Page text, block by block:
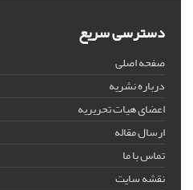
دسترسی سریع
صفحه اصلی
درباره نشریه
اعضای هیات تحریریه
ارسال مقاله
تماس با ما
نقشه سایت